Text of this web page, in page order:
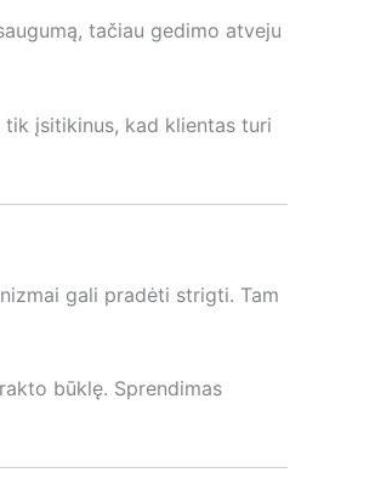
tačiau gedimo atveju
įsitikinus, kad klientas turi
gali pradėti strigti. Tam
būklę. Sprendimas